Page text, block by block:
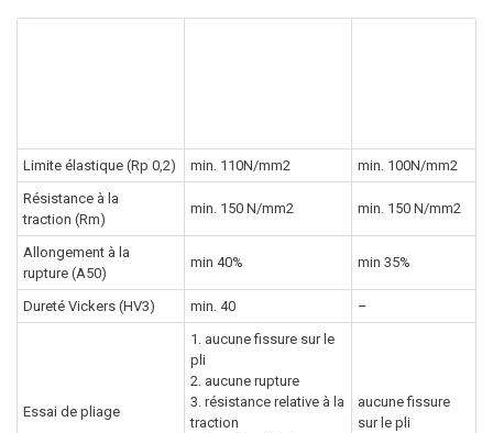
Limite élastique (Rp 0,2) min. 110N/mm2
min. 100N/mm2
Résistance à la
traction (Rm)
min. 150 N/mm2 min. 150 N/mm2
Allongement à la
rupture (A50)
min 40% min 35%
Dureté Vickers (HV3) min. 40 –
Essai de pliage
1. aucune fissure sur le
pli
2. aucune rupture
3. résistance relative à la
traction
aucune fissure
sur le pli